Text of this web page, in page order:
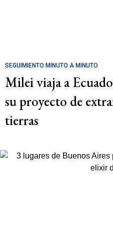
SEGUIMIENTO MINUTO A MINUTO
Milei viaja a
su proyecto de
tierras